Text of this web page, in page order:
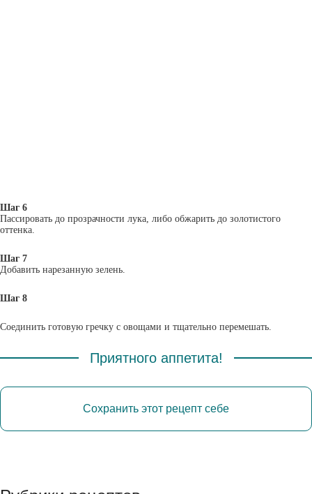
Шаг 6
Пассировать до прозрачности лука, либо обжарить до золотистого
оттенка.
Шаг 7
Добавить нарезанную зелень.
Шаг 8
Соединить готовую гречку с овощами и тщательно перемешать.
Приятного аппетита!
Сохранить этот рецепт себе